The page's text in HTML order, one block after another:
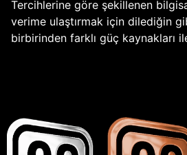
Tercihlerine göre şekillenen
verime ulaştırmak için dilediğin
birbirinden farklı güç kaynakları